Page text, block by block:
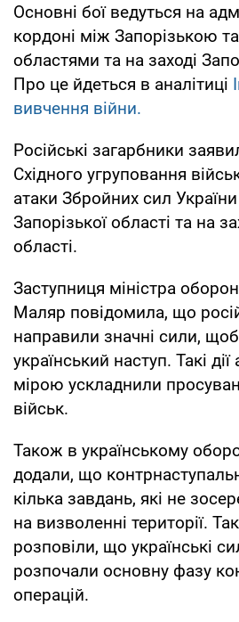
Основні бої ведуться на
кордоні між Запорізькою
областями та на заході
Про це йдеться в аналітиці
вивчення війни.
Російські загарбники
Східного угруповання
атаки Збройних сил
Запорізької області та на
області.
Заступниця міністра
Маляр повідомила, що
направили значні сили,
український наступ. Такі
мірою ускладнили
військ.
Також в українському
додали, що
кілька завдань, які не
на визволенні території.
розповіли, що українські
розпочали основну фазу
операцій.